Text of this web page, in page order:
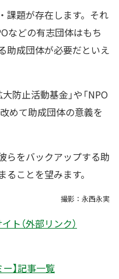
課題が存在します。それ
などの有志団体はもち
助成団体が必要だといえ
防止活動基金」や「NPO
めて助成団体の意義を
らをバックアップする助
ことを望みます。
撮影：永西永実
ト（外部リンク）
】記事一覧